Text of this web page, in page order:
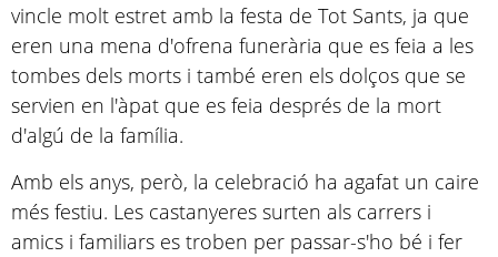
vincle molt estret amb la festa de Tot Sants, ja que
eren una mena d'ofrena funerària que es feia a les
tombes dels morts i també eren els dolços que se
servien en l'àpat que es feia després de la mort
d'algú de la família.
Amb els anys, però, la celebració ha agafat un caire
més festiu. Les castanyeres surten als carrers i
amics i familiars es troben per passar-s'ho bé i fer